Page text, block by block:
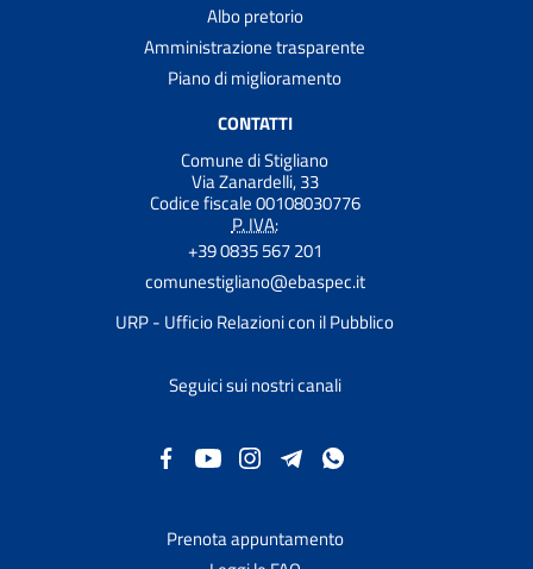
Albo pretorio
Amministrazione trasparente
Piano di miglioramento
CONTATTI
Comune di Stigliano
Via Zanardelli, 33
Codice fiscale 00108030776
P. IVA:
+39 0835 567 201
comunestigliano@ebaspec.it
URP - Ufficio Relazioni con il Pubblico
Seguici sui nostri canali
Prenota appuntamento